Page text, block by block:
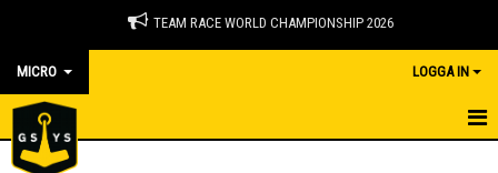
TEAM RACE WORLD CHAMPIONSHIP 2026
MICRO LOGGA IN
MICRO